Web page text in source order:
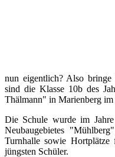
nun eigentlich? Also
sind die Klasse 10b des
Thälmann" in Marienberg im
Die Schule wurde im
Neubaugebietes
Turnhalle sowie Hortplätze
jüngsten Schüler.